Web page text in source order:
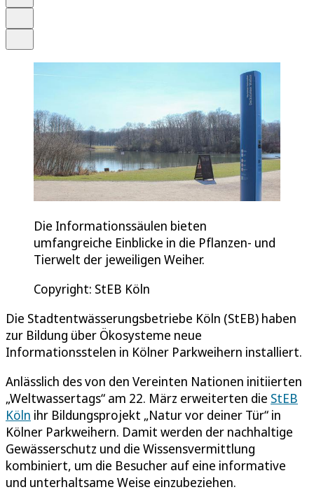
Die Informationssäulen bieten
umfangreiche Einblicke in die Pflanzen- und
Tierwelt der jeweiligen Weiher.
Copyright: StEB Köln
Die Stadtentwässerungsbetriebe Köln (StEB) haben
zur Bildung über Ökosysteme neue
Informationsstelen in Kölner Parkweihern installiert.
Anlässlich des von den Vereinten Nationen initiierten
„Weltwassertags“ am 22. März erweiterten die StEB
Köln ihr Bildungsprojekt „Natur vor deiner Tür“ in
Kölner Parkweihern. Damit werden der nachhaltige
Gewässerschutz und die Wissensvermittlung
kombiniert, um die Besucher auf eine informative
und unterhaltsame Weise einzubeziehen.